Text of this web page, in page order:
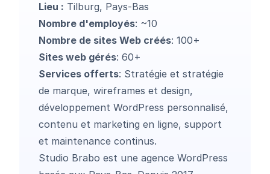
Lieu : Tilburg, Pays-Bas
Nombre d'employés: ~10
Nombre de sites Web créés: 100+
Sites web gérés: 60+
Services offerts: Stratégie et stratégie
de marque, wireframes et design,
développement WordPress personnalisé,
contenu et marketing en ligne, support
et maintenance continus.
Studio Brabo est une agence WordPress